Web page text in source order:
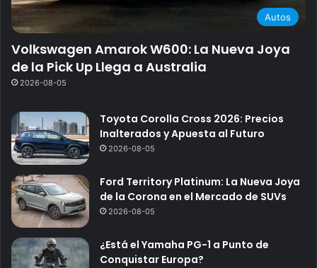
Autos
Volkswagen Amarok W600: La Nueva Joya
de la Pick Up Llega a Australia
2026-08-05
Toyota Corolla Cross 2026: Precios
Inalterados y Apuesta al Futuro
2026-08-05
Ford Territory Platinum: La Nueva Joya
de la Corona en el Mercado de SUVs
2026-08-05
¿Está el Yamaha PG-1 a Punto de
Conquistar Europa?